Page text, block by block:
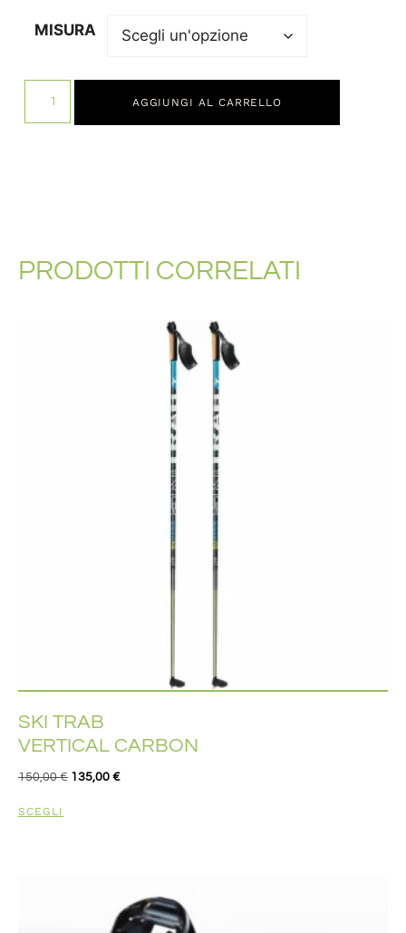
MISURA
AGGIUNGI AL CARRELLO
PRODOTTI CORRELATI
SKI TRAB
VERTICAL CARBON
150,00€ 135,00 €
SCEGLI